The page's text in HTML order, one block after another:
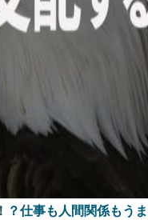
？仕事も人間関係もう